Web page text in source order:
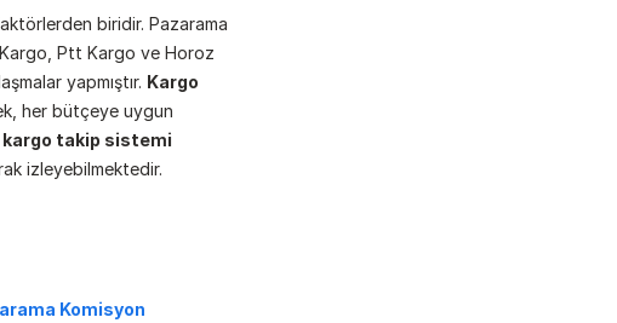
biridir. Pazarama
Ptt Kargo ve Horoz
yapmıştır. Kargo
her bütçeye uygun
kargo takip sistemi
izleyebilmektedir.
Komisyon